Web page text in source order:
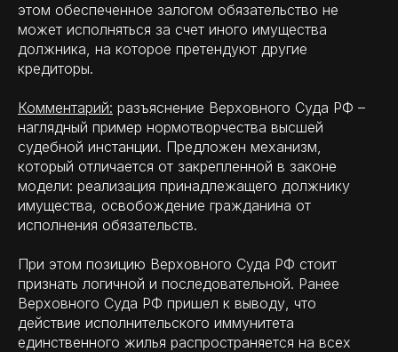
этом обеспеченное залогом обязательство не
может исполняться за счет иного имущества
должника, на которое претендуют другие
кредиторы.
Комментарий: разъяснение Верховного Суда РФ –
наглядный пример нормотворчества высшей
судебной инстанции. Предложен механизм,
который отличается от закрепленной в законе
модели: реализация принадлежащего должнику
имущества, освобождение гражданина от
исполнения обязательств.
При этом позицию Верховного Суда РФ стоит
признать логичной и последовательной. Ранее
Верховного Суда РФ пришел к выводу, что
действие исполнительского иммунитета
единственного жилья распространяется на всех